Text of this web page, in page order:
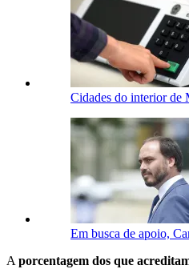
Cidades do interior de
Em busca de apoio,
A porcentagem dos que